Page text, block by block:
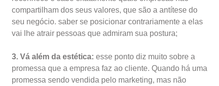
compartilham dos seus valores, que são a antítese do
seu negócio. saber se posicionar contrariamente a elas
vai lhe atrair pessoas que admiram sua postura;
3. Vá além da estética: esse ponto diz muito sobre a
promessa que a empresa faz ao cliente. Quando há uma
promessa sendo vendida pelo marketing, mas não